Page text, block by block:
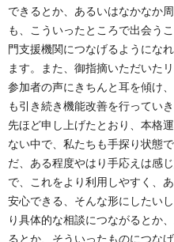
できるとか、あるいはなかなか
も、こういったところで出会う
門支援機関につなげるようにな
ます。また、御指摘いただいた
参加者の声にきちんと耳を傾け
も引き続き機能改善を行ってい
先ほど申し上げたとおり、本格
ない中で、私たちも手探り状態
だ、ある程度やはり手応えは感
で、これをより利用しやすく、
安心できる、そんな形にしたい
り具体的な相談につながるとか
るとか、そういったものにつな